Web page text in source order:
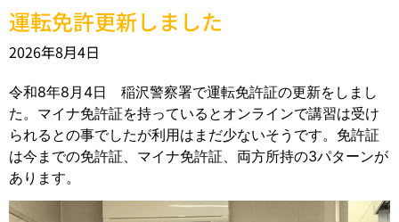
運転免許更新しました
2026年8月4日
令和8年8月4日 稲沢警察署で運転免許証の更新をしまし
た。マイナ免許証を持っているとオンラインで講習は受け
られるとの事でしたが利用はまだ少ないそうです。免許証
は今までの免許証、マイナ免許証、両方所持の3パターンが
あります。